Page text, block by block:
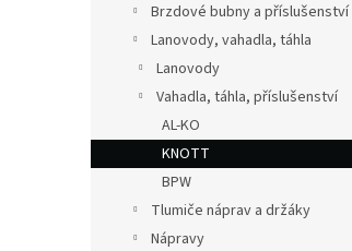
Brzdové bubny a příslušenství
Lanovody, vahadla, táhla
Lanovody
Vahadla, táhla, příslušenství
AL-KO
KNOTT
BPW
Tlumiče náprav a držáky
Nápravy